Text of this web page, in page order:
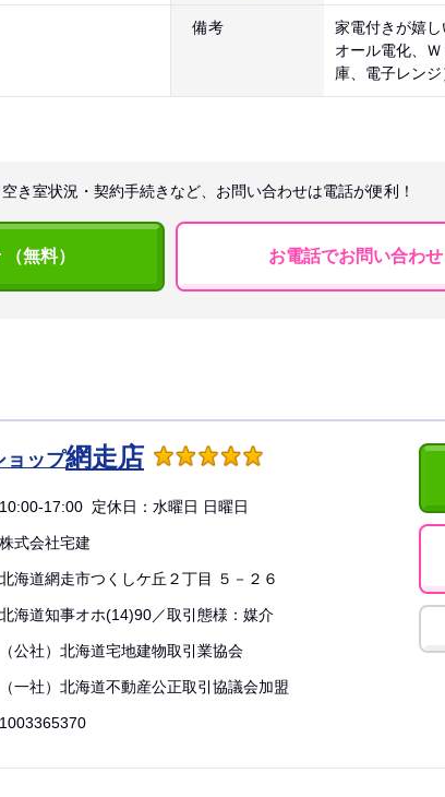
備考
家電付きが嬉し
オール電化、
庫、電子レン
き室状況・契約手続きなど、お問い合わせは電話が便利！
無料） お電話でお問い合わせ
ョップ網走店
10:00-17:00 定休日：水曜日 日曜日
株式会社宅建
北海道網走市つくしケ丘２丁目 ５－２６
北海道知事オホ(14)90／取引態様：媒介
（公社）北海道宅地建物取引業協会
（一社）北海道不動産公正取引協議会加盟
1003365370